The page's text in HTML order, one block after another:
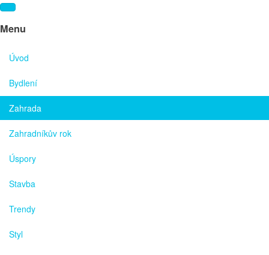
Menu
Úvod
Bydlení
Zahrada
Zahradníkův rok
Úspory
Stavba
Trendy
Styl